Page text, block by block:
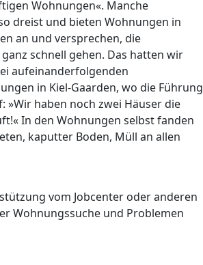
Wohnungen«. Manche
dreist und bieten Wohnungen in
an und versprechen, die
schnell gehen. Das hatten wir
aufeinanderfolgenden
in Kiel-Gaarden, wo die Führung
»Wir haben noch zwei Häuser die
In den Wohnungen selbst fanden
kaputter Boden, Müll an allen
vom Jobcenter oder anderen
Wohnungssuche und Problemen